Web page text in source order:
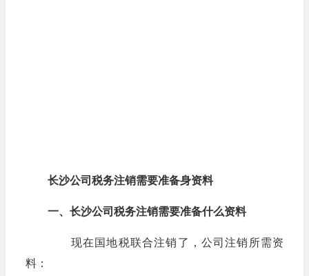
长沙公司税务注销需要准备身资料
一、长沙公司税务注销需要准备什么资料
现在国地税联合注销了，公司注销所需资
料：